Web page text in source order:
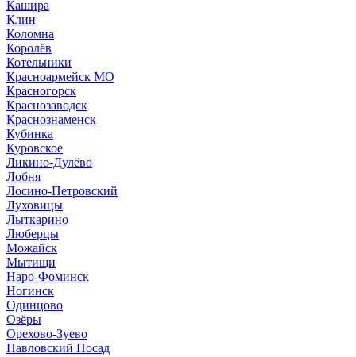
Кашира
Клин
Коломна
Королёв
Котельники
Красноармейск МО
Красногорск
Краснозаводск
Краснознаменск
Кубинка
Куровское
Ликино-Дулёво
Лобня
Лосино-Петровский
Луховицы
Лыткарино
Люберцы
Можайск
Мытищи
Наро-Фоминск
Ногинск
Одинцово
Озёры
Орехово-Зуево
Павловский Посад